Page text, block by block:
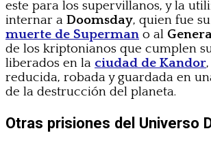
este para los supervillanos, y la
internar a Doomsday, quien fue
muerte de Superman o al
de los kriptonianos que cumplen
liberados en la ciudad de Kandor
reducida, robada y guardada en
de la destrucción del planeta.
Otras prisiones del Universo